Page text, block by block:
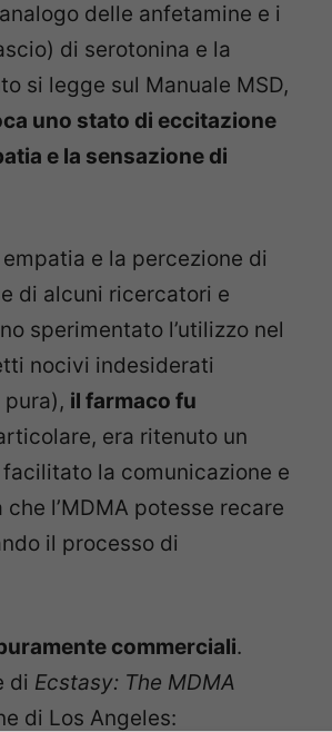
delle anfetamine e i
di serotonina e la
si legge sul Manuale MSD,
uno stato di eccitazione
e la sensazione di
e la percezione di
di alcuni ricercatori e
sperimentato l’utilizzo nel
nocivi indesiderati
il farmaco fu
era ritenuto un
la comunicazione e
l’MDMA potesse recare
il processo di
commerciali.
di Ecstasy: The MDMA
di Los Angeles: